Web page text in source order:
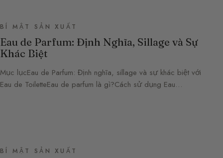
BÍ MẬT SẢN XUẤT
Eau de Parfum: Định Nghĩa, Sillage và Sự
Khác Biệt
Mục lụcEau de Parfum: Định nghĩa, sillage và sự khác biệt với
Eau de ToiletteEau de parfum là gì?Cách sử dụng Eau…
BÍ MẬT SẢN XUẤT